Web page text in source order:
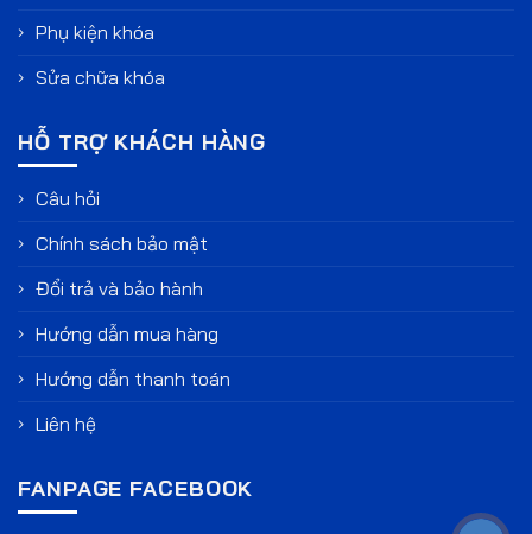
Phụ kiện khóa
Sửa chữa khóa
HỖ TRỢ KHÁCH HÀNG
Câu hỏi
Chính sách bảo mật
Đổi trả và bảo hành
Hướng dẫn mua hàng
Hướng dẫn thanh toán
Liên hệ
FANPAGE FACEBOOK